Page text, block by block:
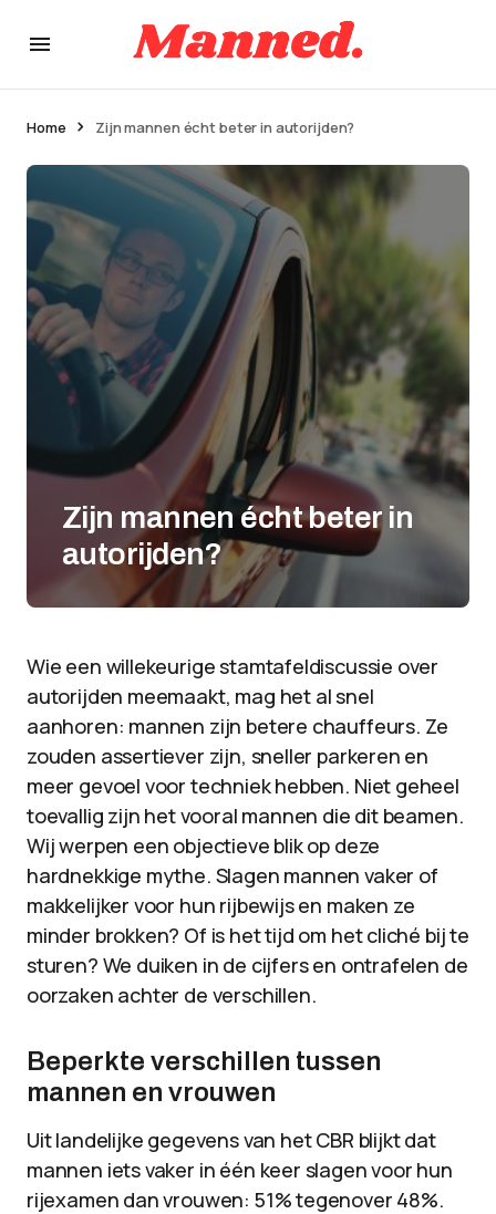
Home Zijn mannen écht beter in autorijden?
Zijn mannen écht beter in
autorijden?
Wie een willekeurige stamtafeldiscussie over
autorijden meemaakt, mag het al snel
aanhoren: mannen zijn betere chauffeurs. Ze
zouden assertiever zijn, sneller parkeren en
meer gevoel voor techniek hebben. Niet geheel
toevallig zijn het vooral mannen die dit beamen.
Wij werpen een objectieve blik op deze
hardnekkige mythe. Slagen mannen vaker of
makkelijker voor hun rijbewijs en maken ze
minder brokken? Of is het tijd om het cliché bij te
sturen? We duiken in de cijfers en ontrafelen de
oorzaken achter de verschillen.
Beperkte verschillen tussen
mannen en vrouwen
Uit landelijke gegevens van het CBR blijkt dat
mannen iets vaker in één keer slagen voor hun
rijexamen dan vrouwen: 51% tegenover 48%.